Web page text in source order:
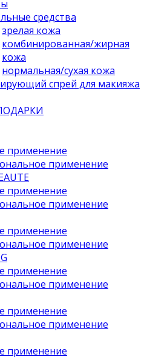
средства
зрелая кожа
комбинированная/жирная
кожа
нормальная/cухая кожа
спрей для макияжа
применение
применение
применение
применение
применение
применение
применение
применение
применение
применение
применение